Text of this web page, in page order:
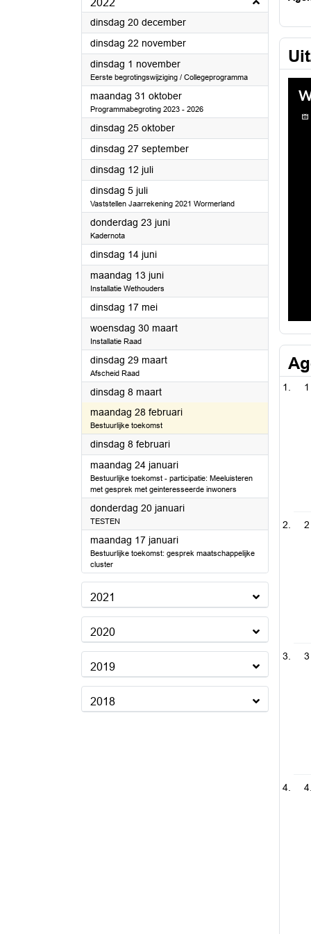
2022
dinsdag 20 december2022
dinsdag 22 november2022
dinsdag 1 november2022
Eerste begrotingswijziging / Collegeprogramma
maandag 31 oktober2022
Programmabegroting 2023 - 2026
dinsdag 25 oktober2022
dinsdag 27 september2022
dinsdag 12 juli2022
dinsdag 5 juli2022
Vaststellen Jaarrekening 2021 Wormerland
donderdag 23 juni2022
Kadernota
dinsdag 14 juni2022
maandag 13 juni2022
Installatie Wethouders
dinsdag 17 mei2022
woensdag 30 maart2022
Installatie Raad
dinsdag 29 maart2022
Afscheid Raad
dinsdag 8 maart2022
maandag 28 februari2022
Bestuurlijke toekomst
dinsdag 8 februari2022
maandag 24 januari2022
Bestuurlijke toekomst - participatie: Meeluisteren
met gesprek met geinteresseerde inwoners
donderdag 20 januari2022
TESTEN
maandag 17 januari2022
Bestuurlijke toekomst: gesprek maatschappelijke
cluster
2021
2020
2019
2018
1
2
3